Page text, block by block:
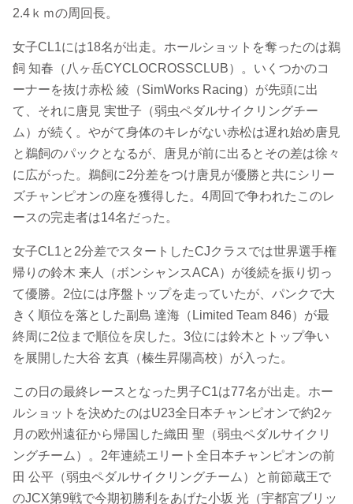
2.4ｋｍの周回長。
女子CL1には18名が出走。ホールショットを奪ったのは鵜
飼 知春（八ヶ岳CYCLOCROSSCLUB）。いくつかのコ
ーナーを抜け赤松 綾（SimWorks Racing）が先頭に出
て、それに唐見 実世子（弱虫ペダルサイクリングチー
ム）が続く。やがて身体のキレがない赤松は遅れ始め唐見
と鵜飼のパックとなるが、唐見が前に出るとその差は徐々
に広がった。鵜飼に2分差をつけ唐見が優勝と共にシリー
ズチャンピオンの座を獲得した。4周回で争われたこのレ
ースの完走者は14名だった。
女子CL1と2分差でスタートしたCJクラスでは世界選手権
帰りの鈴木 来人（ボンシャンスACA）が後続を振り切っ
て優勝。2位には序盤トップを走っていたが、パンクで大
きく順位を落とした副島 達海（Limited Team 846）が最
終周に2位まで順位を戻した。3位には鈴木とトップ争い
を展開した大谷 玄真（榛生昇陽高校）が入った。
この日の最終レースとなった男子C1は77名が出走。ホー
ルショットを決めたのはU23全日本チャンピオンで約2ヶ
月の欧州遠征から帰国した織田 聖（弱虫ペダルサイクリ
ングチーム）。2年連続エリート全日本チャンピオンの前
田 公平（弱虫ペダルサイクリングチーム）と前節蔵王で
のJCX第9戦で今期初勝利をあげた小坂 光（宇都宮ブリッ